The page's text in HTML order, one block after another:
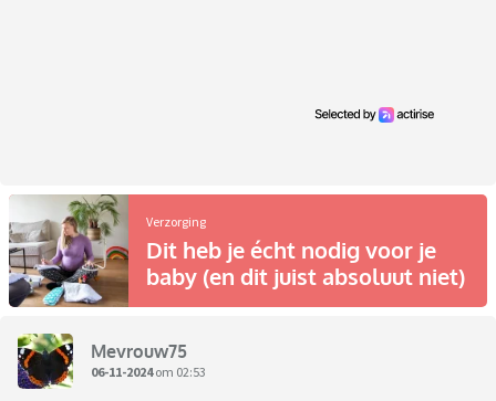
Verzorging
Dit heb je écht nodig voor je
baby (en dit juist absoluut niet)
Mevrouw75
06-11-2024om 02:53